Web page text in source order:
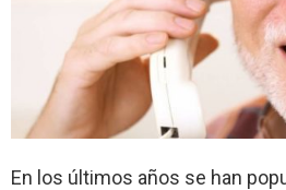
En los últimos años se han